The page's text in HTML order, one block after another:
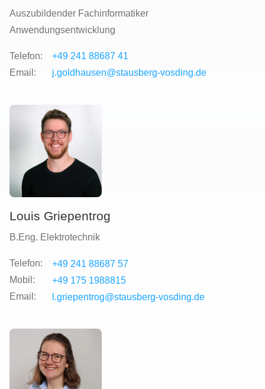
Auszubildender Fachinformatiker
Anwendungsentwicklung
Telefon:
+49 241 88687 41
Email:
j.goldhausen@stausberg-vosding.de
Louis Griepentrog
B.Eng. Elektrotechnik
Telefon:
+49 241 88687 57
Mobil:
+49 175 1988815
Email:
l.griepentrog@stausberg-vosding.de